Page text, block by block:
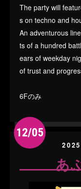
The party will
s on techno and
An adventurous
ts of a hundred
ears of weekday
of trust and
6Fのみ
12/05
あ